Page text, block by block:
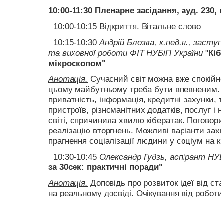
10:00-11:30 Пленарне засідання, ауд. 230,
10:00-10:15 Відкриття. Вітальне слово
10:15-10:30 Андрій Блозва, к.пед.н.,
та виховної роботи ФІТ НУБіП України "
мікроскопом"
Анотація. Сучасний світ можна вже
цьому майбутньому треба бути
приватність, інформація, кредитні рахунки,
пристроїв, різноманітних додатків, послуг
світі, спричинила хвилю кібератак.
реалізацію вторгнень. Можливі варіанти
прагнення соціалізації людини у соціум на
10:30-10:45 Олександр Гудзь, аспірант
за 30сек: практичні поради"
Анотація. Доповідь про розвиток ідеї від
на реальному досвіді. Очікування від